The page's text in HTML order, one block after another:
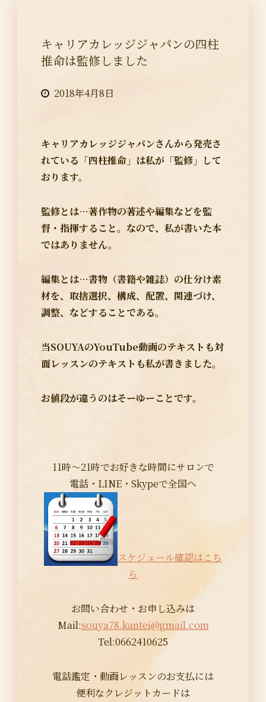
キャリアカレッジジャパンの四柱
推命は監修しました
2018年4月8日
キャリアカレッジジャパンさんから発売さ
れている「四柱推命」は私が「監修」して
おります。
監修とは…著作物の著述や編集などを監
督・指揮すること。なので、私が書いた本
ではありません。
編集とは…書物（書籍や雑誌）の仕分け素
材を、取捨選択、構成、配置、関連づけ、
調整、などすることである。
当SOUYAのYouTube動画のテキストも対
面レッスンのテキストも私が書きました。
お値段が違うのはそーゆーことです。
11時～21時でお好きな時間にサロンで
電話・LINE・Skypeで全国へ
スケジュール確認はこち
ら
お問い合わせ・お申し込みは
Mail:souya78.kantei@gmail.com
Tel:0662410625
電話鑑定・動画レッスンのお支払には
便利なクレジットカードは